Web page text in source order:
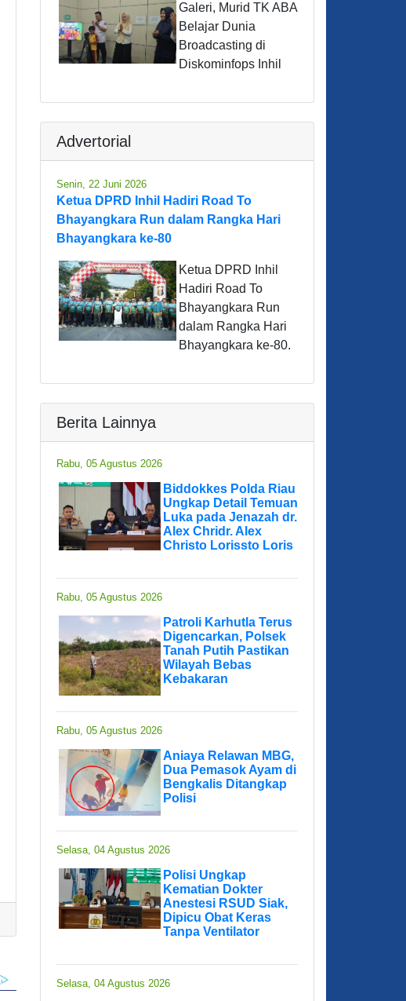
Galeri, Murid TK ABA
Belajar Dunia
Broadcasting di
Diskominfops Inhil
Advertorial
Senin, 22 Juni 2026
Ketua DPRD Inhil Hadiri Road To
Bhayangkara Run dalam Rangka Hari
Bhayangkara ke-80
Ketua DPRD Inhil
Hadiri Road To
Bhayangkara Run
dalam Rangka Hari
Bhayangkara ke-80.
Berita Lainnya
Rabu, 05 Agustus 2026
Biddokkes Polda Riau
Ungkap Detail Temuan
Luka pada Jenazah dr.
Alex Chridr. Alex
Christo Lorissto Loris
Rabu, 05 Agustus 2026
Patroli Karhutla Terus
Digencarkan, Polsek
Tanah Putih Pastikan
Wilayah Bebas
Kebakaran
Rabu, 05 Agustus 2026
Aniaya Relawan MBG,
Dua Pemasok Ayam di
Bengkalis Ditangkap
Polisi
Selasa, 04 Agustus 2026
Polisi Ungkap
Kematian Dokter
Anestesi RSUD Siak,
Dipicu Obat Keras
Tanpa Ventilator
Selasa, 04 Agustus 2026